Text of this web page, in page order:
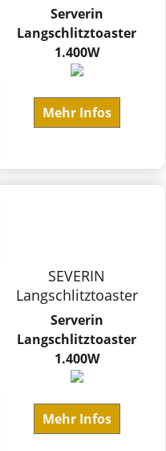
Serverin
Langschlitztoaster
1.400W
Mehr Infos
SEVERIN
Langschlitztoaster
Serverin
Langschlitztoaster
1.400W
Mehr Infos